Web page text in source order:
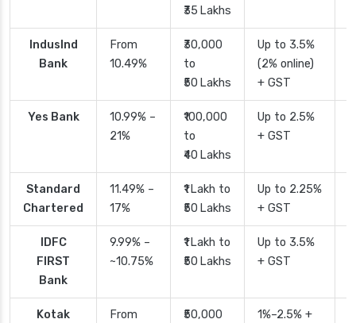
₹35 Lakhs
IndusInd
Bank
From
10.49%
₹30,000
to
₹50 Lakhs
Up to 3.5%
(2% online)
+ GST
Yes Bank
10.99% –
21%
₹100,000
to
₹40 Lakhs
Up to 2.5%
+ GST
Standard
Chartered
11.49% –
17%
₹1 Lakh to
₹50 Lakhs
Up to 2.25%
+ GST
IDFC
FIRST
Bank
9.99% –
~10.75%
₹1 Lakh to
₹50 Lakhs
Up to 3.5%
+ GST
Kotak
From
₹50,000
1%–2.5% +